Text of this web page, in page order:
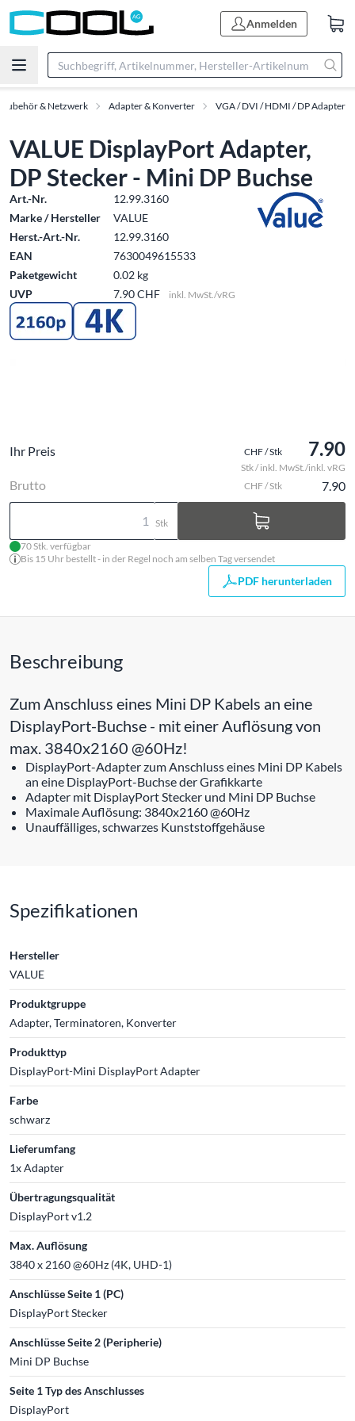
Anmelden
Zubehör & Netzwerk Adapter & Konverter VGA / DVI / HDMI / DP Adapter
VALUE DisplayPort Adapter,
DP Stecker - Mini DP Buchse
Art.-Nr.
12.99.3160
Marke / Hersteller
VALUE
Herst.-Art.-Nr.
12.99.3160
EAN
7630049615533
Paketgewicht
0.02 kg
UVP
7.90 CHF inkl. MwSt./vRG
Ihr Preis CHF / Stk 7.90
Stk / inkl. MwSt./inkl. vRG
Brutto CHF / Stk 7.90
Stk
70 Stk. verfügbar
Bis 15 Uhr bestellt - in der Regel noch am selben Tag versendet
PDF herunterladen
Beschreibung
Zum Anschluss eines Mini DP Kabels an eine
DisplayPort-Buchse - mit einer Auflösung von
max. 3840x2160 @60Hz!
DisplayPort-Adapter zum Anschluss eines Mini DP Kabels
an eine DisplayPort-Buchse der Grafikkarte
Adapter mit DisplayPort Stecker und Mini DP Buchse
Maximale Auflösung: 3840x2160 @60Hz
Unauffälliges, schwarzes Kunststoffgehäuse
Spezifikationen
Hersteller
VALUE
Produktgruppe
Adapter, Terminatoren, Konverter
Produkttyp
DisplayPort-Mini DisplayPort Adapter
Farbe
schwarz
Lieferumfang
1x Adapter
Übertragungsqualität
DisplayPort v1.2
Max. Auflösung
3840 x 2160 @60Hz (4K, UHD-1)
Anschlüsse Seite 1 (PC)
DisplayPort Stecker
Anschlüsse Seite 2 (Peripherie)
Mini DP Buchse
Seite 1 Typ des Anschlusses
DisplayPort